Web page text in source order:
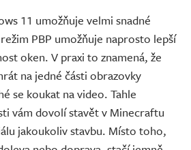
11 umožňuje velmi snadné
PBP umožňuje naprosto lepší
oken. V praxi to znamená, že
na jedné části obrazovky
se koukat na video. Tahle
vám dovolí stavět v Minecraftu
jakoukoliv stavbu. Místo toho,